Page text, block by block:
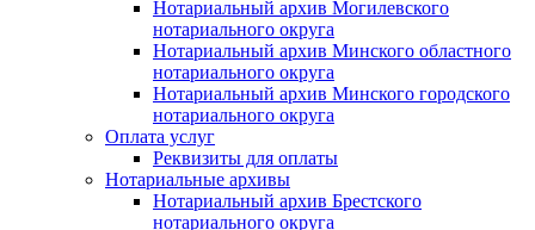
Нотариальный архив Могилевского
нотариального округа
Нотариальный архив Минского областного
нотариального округа
Нотариальный архив Минского городского
нотариального округа
Оплата услуг
Реквизиты для оплаты
Нотариальные архивы
Нотариальный архив Брестского
нотариального округа